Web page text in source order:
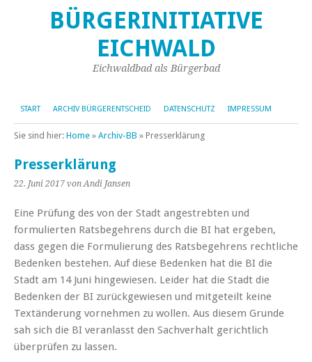
BÜRGERINITIATIVE
EICHWALD
Eichwaldbad als Bürgerbad
START ARCHIV BÜRGERENTSCHEID DATENSCHUTZ IMPRESSUM
Sie sind hier: Home » Archiv-BB » Presserklärung
Presserklärung
22. Juni 2017 von Andi Jansen
Eine Prüfung des von der Stadt angestrebten und
formulierten Ratsbegehrens durch die BI hat ergeben,
dass gegen die Formulierung des Ratsbegehrens rechtliche
Bedenken bestehen. Auf diese Bedenken hat die BI die
Stadt am 14 Juni hingewiesen. Leider hat die Stadt die
Bedenken der BI zurückgewiesen und mitgeteilt keine
Textänderung vornehmen zu wollen. Aus diesem Grunde
sah sich die BI veranlasst den Sachverhalt gerichtlich
überprüfen zu lassen.